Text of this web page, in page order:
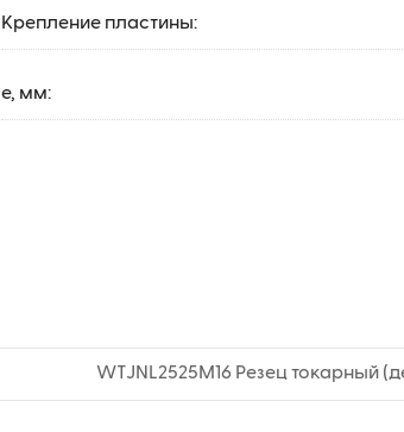
Крепление пластины:
e, мм:
WTJNL2525M16 Резец токарный